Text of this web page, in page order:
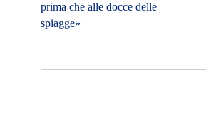
prima che alle docce delle
spiagge»